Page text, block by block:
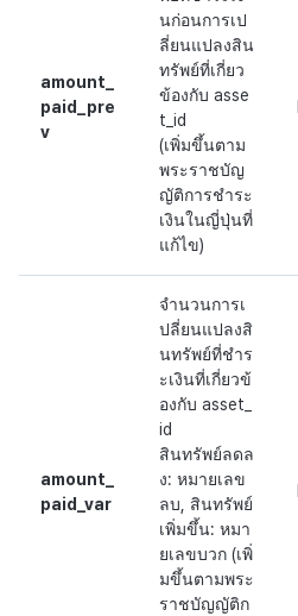
amount_
paid_pre
v
นก่อนการเป
ลี่ยนแปลงสิน
ทรัพย์ที่เกี่ยว
ข้องกับ asse
t_id
(เพิ่มขึ้นตาม
พระราชบัญ
ญัติการชำระ
เงินในญี่ปุ่นที่
แก้ไข)
amount_
paid_var
จำนวนการเ
ปลี่ยนแปลงสิ
นทรัพย์ที่ชำร
ะเงินที่เกี่ยวข้
องกับ asset_
id
สินทรัพย์ลดล
ง: หมายเลข
ลบ, สินทรัพย์
เพิ่มขึ้น: หมา
ยเลขบวก (เพิ่
มขึ้นตามพระ
ราชบัญญัติก